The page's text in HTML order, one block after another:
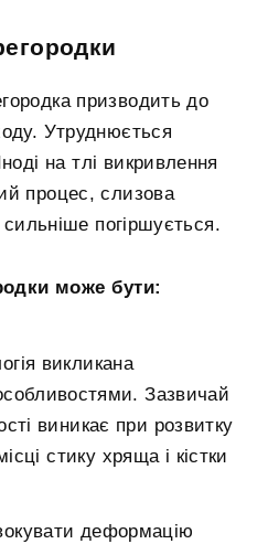
призводить до
Утруднюється
на тлі викривлення
процес, слизова
погіршується.
може бути:
викликана
Зазвичай
виникає при розвитку
стику хряща і кістки
деформацію